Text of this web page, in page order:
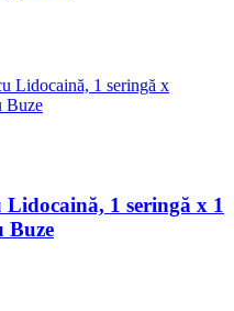
1 seringă x 1
Buze